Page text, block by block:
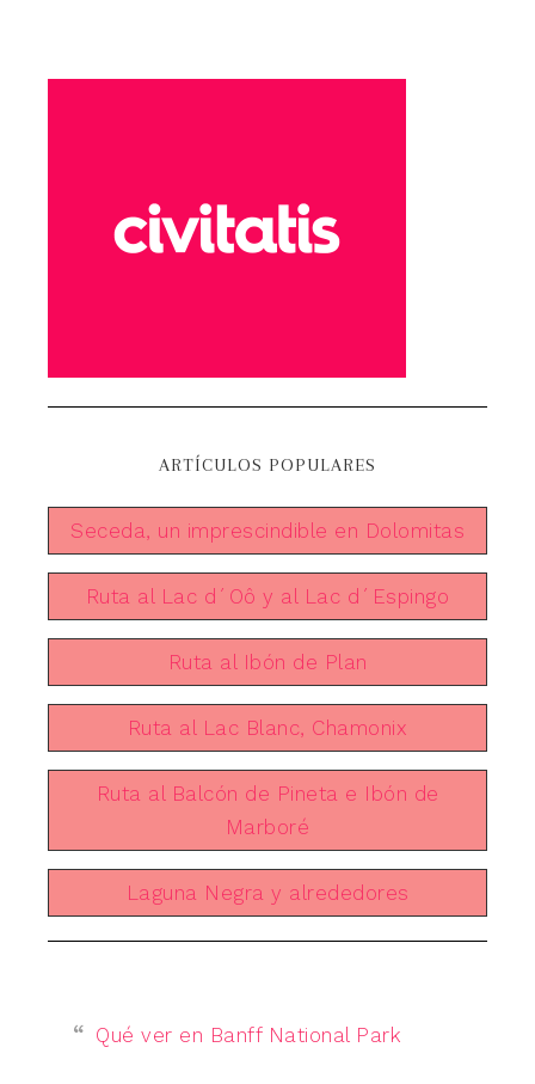
ARTÍCULOS POPULARES
Seceda, un imprescindible en Dolomitas
Ruta al Lac d´Oô y al Lac d´Espingo
Ruta al Ibón de Plan
Ruta al Lac Blanc, Chamonix
Ruta al Balcón de Pineta e Ibón de
Marboré
Laguna Negra y alrededores
Qué ver en Banff National Park